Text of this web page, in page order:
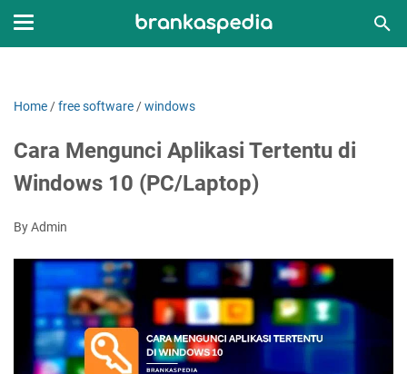
Home /free software /windows
Cara Mengunci Aplikasi Tertentu di
Windows 10 (PC/Laptop)
By Admin